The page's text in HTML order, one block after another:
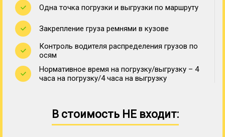
Одна точка погрузки и выгрузки по маршруту
Закрепление груза ремнями в кузове
Контроль водителя распределения грузов по
осям
Нормативное время на погрузку/выгрузку – 4
часа на погрузку/4 часа на выгрузку
В стоимость НЕ входит: